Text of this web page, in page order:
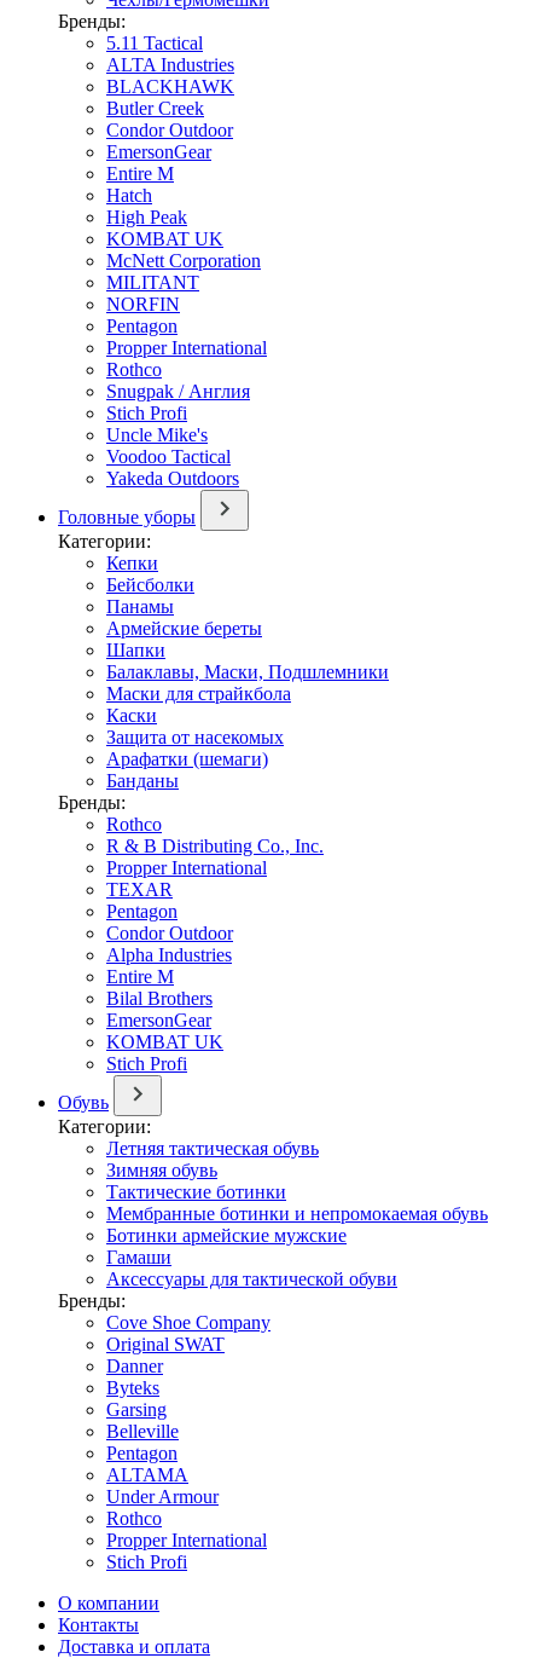
Бренды:
5.11 Tactical
ALTA Industries
BLACKHAWK
Butler Creek
Condor Outdoor
EmersonGear
Entire M
Hatch
High Peak
KOMBAT UK
McNett Corporation
MILITANT
NORFIN
Pentagon
Propper International
Rothco
Snugpak / Англия
Stich Profi
Uncle Mike's
Voodoo Tactical
Yakeda Outdoors
Головные уборы
Категории:
Кепки
Бейсболки
Панамы
Армейские береты
Шапки
Балаклавы, Маски, Подшлемники
Маски для страйкбола
Каски
Защита от насекомых
Арафатки (шемаги)
Банданы
Бренды:
Rothco
R & B Distributing Co., Inc.
Propper International
TEXAR
Pentagon
Condor Outdoor
Alpha Industries
Entire M
Bilal Brothers
EmersonGear
KOMBAT UK
Stich Profi
Обувь
Категории:
Летняя тактическая обувь
Зимняя обувь
Тактические ботинки
Мембранные ботинки и непромокаемая обувь
Ботинки армейские мужские
Гамаши
Аксессуары для тактической обуви
Бренды:
Cove Shoe Company
Original SWAT
Danner
Byteks
Garsing
Belleville
Pentagon
ALTAMA
Under Armour
Rothco
Propper International
Stich Profi
О компании
Контакты
Доставка и оплата